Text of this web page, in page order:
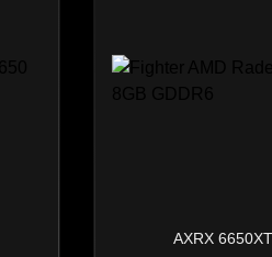
AXRX